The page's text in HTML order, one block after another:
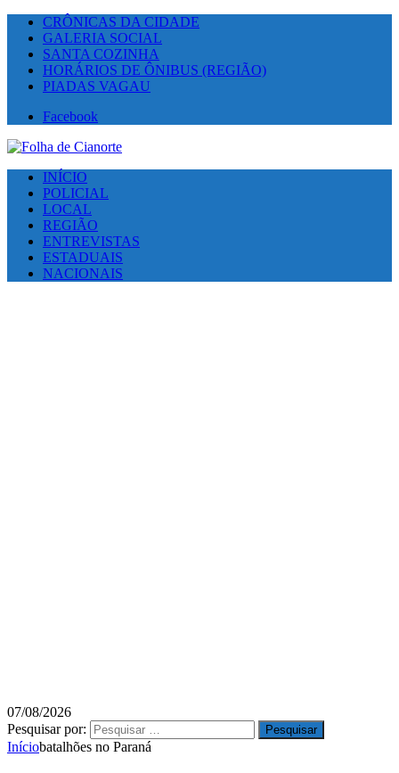
CRÔNICAS DA CIDADE
GALERIA SOCIAL
SANTA COZINHA
HORÁRIOS DE ÔNIBUS (REGIÃO)
PIADAS VAGAU
Facebook
INÍCIO
POLICIAL
LOCAL
REGIÃO
ENTREVISTAS
ESTADUAIS
NACIONAIS
07/08/2026
Pesquisar por:
Iníciobatalhões no Paraná